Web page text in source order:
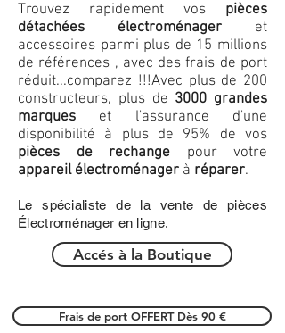
Trouvez rapidement vos pièces
détachées électroménager et
accessoires parmi plus de 15 millions
de références , avec des frais de port
réduit...comparez !!!Avec plus de 200
constructeurs, plus de 3000 grandes
marques et l'assurance d'une
disponibilité à plus de 95% de vos
pièces de rechange pour votre
appareil électroménager à réparer.
Le spécialiste de la vente de pièces
Électroménager en ligne.
Accés à la Boutique
Frais de port OFFERT Dès 90 €